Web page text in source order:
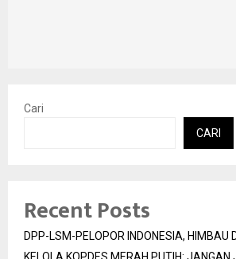
Cari
CARI
Recent Posts
DPP-LSM-PELOPOR INDONESIA, HIMBAU